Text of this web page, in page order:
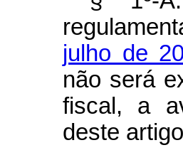
julho de
não será
fiscal, a
deste